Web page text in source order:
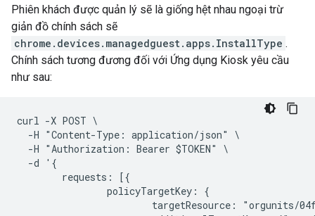
Phiên khách được quản lý sẽ là giống hệt nhau ngoại trừ
giản đồ chính sách sẽ
chrome.devices.managedguest.apps.InstallType .
Chính sách tương đương đối với Ứng dụng Kiosk yêu cầu
như sau:
curl -X POST \
  -H "Content-Type: application/json" \
  -H "Authorization: Bearer $TOKEN" \
  -d '{
        requests: [{
                policyTargetKey: {
targetResource: "orgunits/